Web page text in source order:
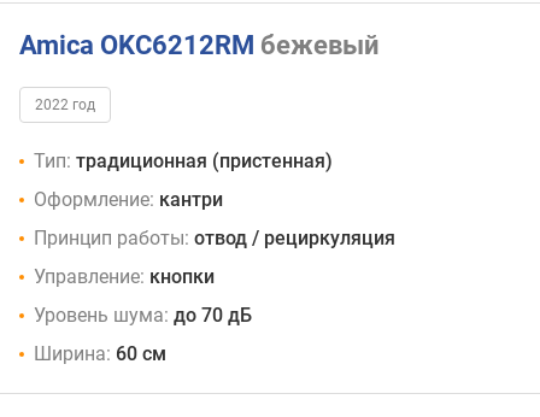
Amica OKC6212RM бежевый
2022 год
Тип: традиционная (пристенная)
Оформление: кантри
Принцип работы: отвод / рециркуляция
Управление: кнопки
Уровень шума: до 70 дБ
Ширина: 60 см